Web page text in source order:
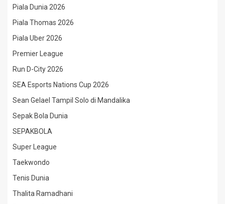
Piala Dunia 2026
Piala Thomas 2026
Piala Uber 2026
Premier League
Run D-City 2026
SEA Esports Nations Cup 2026
Sean Gelael Tampil Solo di Mandalika
Sepak Bola Dunia
SEPAKBOLA
Super League
Taekwondo
Tenis Dunia
Thalita Ramadhani